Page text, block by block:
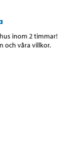
inom 2
och våra villkor.